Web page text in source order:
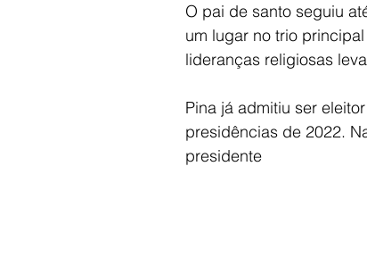
O pai de santo seguiu
um lugar no trio
lideranças religiosas
Pina já admitiu ser
presidências de 2022.
presidente